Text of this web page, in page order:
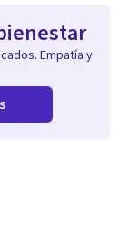
Empatía y